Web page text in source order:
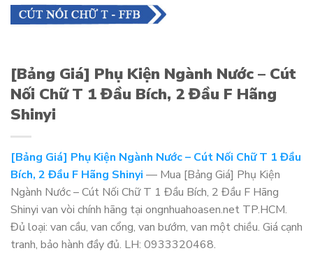
[Bảng Giá] Phụ Kiện Ngành Nước – Cút
Nối Chữ T 1 Đầu Bích, 2 Đầu F Hãng
Shinyi
[Bảng Giá] Phụ Kiện Ngành Nước – Cút Nối Chữ T 1 Đầu
Bích, 2 Đầu F Hãng Shinyi — Mua [Bảng Giá] Phụ Kiện
Ngành Nước – Cút Nối Chữ T 1 Đầu Bích, 2 Đầu F Hãng
Shinyi van vòi chính hãng tại ongnhuahoasen.net TP.HCM.
Đủ loại: van cầu, van cổng, van bướm, van một chiều. Giá cạnh
tranh, bảo hành đầy đủ. LH: 0933320468.